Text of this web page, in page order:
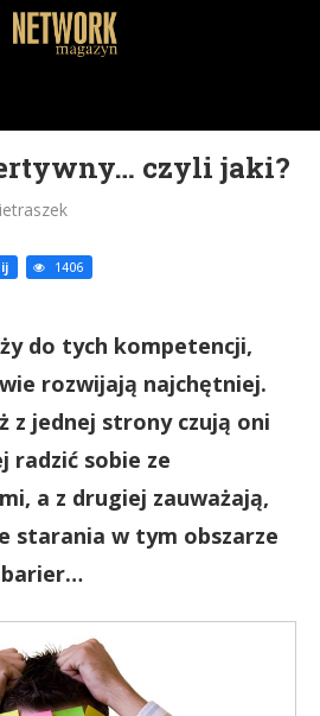
czyli jaki?
1406
do tych kompetencji,
rozwijają najchętniej.
z jednej strony czują oni
radzić sobie ze
a z drugiej zauważają,
starania w tym obszarze